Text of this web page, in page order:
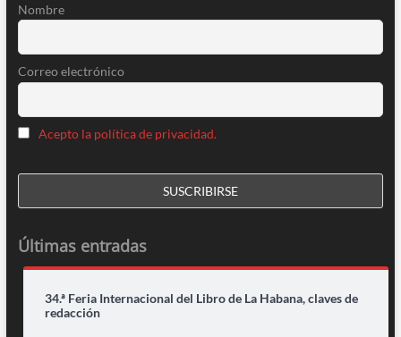
Nombre
Correo electrónico
Acepto la política de privacidad.
Últimas entradas
34.ª Feria Internacional del Libro de La Habana, claves de
redacción